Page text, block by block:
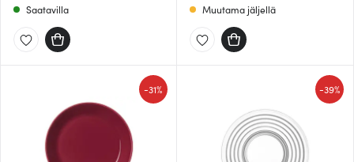
Saatavilla Muutama jäljellä
-31% -39%